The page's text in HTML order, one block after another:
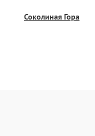
Соколиная Гора